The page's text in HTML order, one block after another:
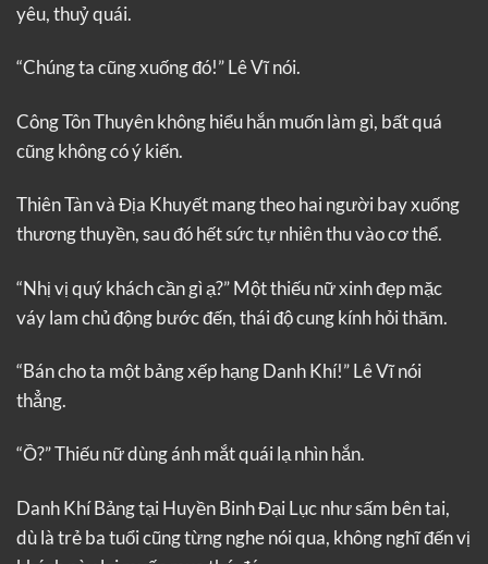
yêu, thuỷ quái.
“Chúng ta cũng xuống đó!” Lê Vĩ nói.
Công Tôn Thuyên không hiểu hắn muốn làm gì, bất quá
cũng không có ý kiến.
Thiên Tàn và Địa Khuyết mang theo hai người bay xuống
thương thuyền, sau đó hết sức tự nhiên thu vào cơ thể.
“Nhị vị quý khách cần gì ạ?” Một thiếu nữ xinh đẹp mặc
váy lam chủ động bước đến, thái độ cung kính hỏi thăm.
“Bán cho ta một bảng xếp hạng Danh Khí!” Lê Vĩ nói
thẳng.
“Ồ?” Thiếu nữ dùng ánh mắt quái lạ nhìn hắn.
Danh Khí Bảng tại Huyền Binh Đại Lục như sấm bên tai,
dù là trẻ ba tuổi cũng từng nghe nói qua, không nghĩ đến vị